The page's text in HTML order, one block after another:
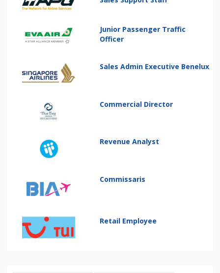
Junior Passenger Traffic
Officer
Sales Admin Executive Benelux
Commercial Director
Revenue Analyst
Commissaris
Retail Employee